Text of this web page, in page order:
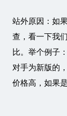
站外原因：如
查，看一下我
比。举个例子
对手为新版的
价格高，如果